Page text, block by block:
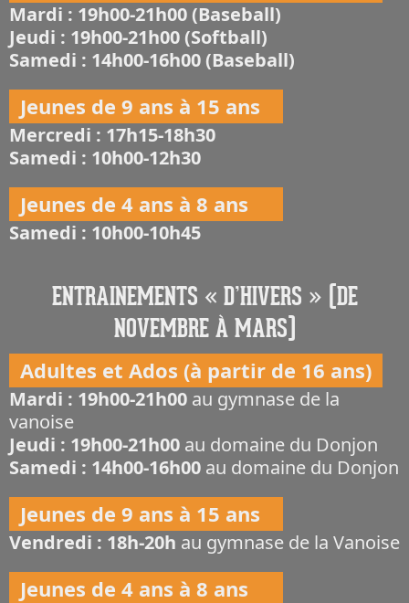
Mardi : 19h00-21h00 (Baseball)
Jeudi : 19h00-21h00 (Softball)
Samedi : 14h00-16h00 (Baseball)
Jeunes de 9 ans à 15 ans
Mercredi : 17h15-18h30
Samedi : 10h00-12h30
Jeunes de 4 ans à 8 ans
Samedi : 10h00-10h45
ENTRAINEMENTS « D’HIVERS » (DE
NOVEMBRE À MARS)
Adultes et Ados (à partir de 16 ans)
Mardi : 19h00-21h00 au gymnase de la
vanoise
Jeudi : 19h00-21h00 au domaine du Donjon
Samedi : 14h00-16h00 au domaine du Donjon
Jeunes de 9 ans à 15 ans
Vendredi : 18h-20h au gymnase de la Vanoise
Jeunes de 4 ans à 8 ans